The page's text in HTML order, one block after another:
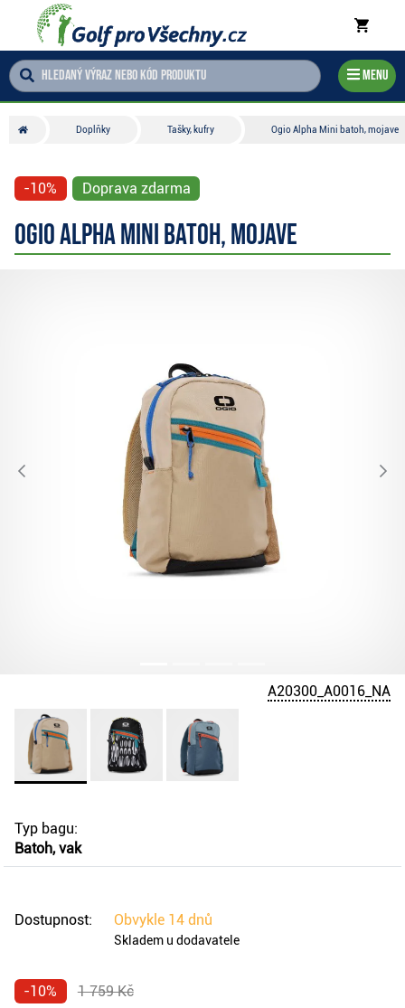
Menu
Doplňky Tašky, kufry Ogio Alpha Mini batoh, mojave
-10% Doprava zdarma
Ogio Alpha Mini batoh, mojave
A20300_A0016_NA
Typ bagu:
Batoh, vak
Dostupnost: Obvykle 14 dnů
Skladem u dodavatele
-10% 1 759 Kč